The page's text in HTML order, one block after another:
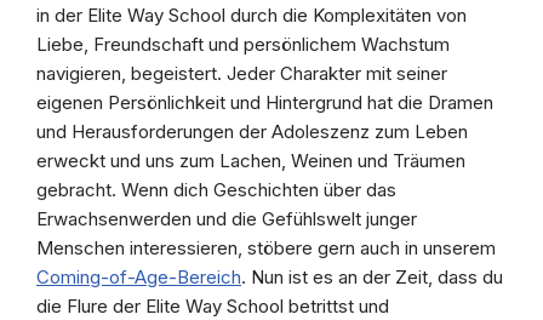
in der Elite Way School durch die Komplexitäten von
Liebe, Freundschaft und persönlichem Wachstum
navigieren, begeistert. Jeder Charakter mit seiner
eigenen Persönlichkeit und Hintergrund hat die Dramen
und Herausforderungen der Adoleszenz zum Leben
erweckt und uns zum Lachen, Weinen und Träumen
gebracht. Wenn dich Geschichten über das
Erwachsenwerden und die Gefühlswelt junger
Menschen interessieren, stöbere gern auch in unserem
Coming-of-Age-Bereich. Nun ist es an der Zeit, dass du
die Flure der Elite Way School betrittst und